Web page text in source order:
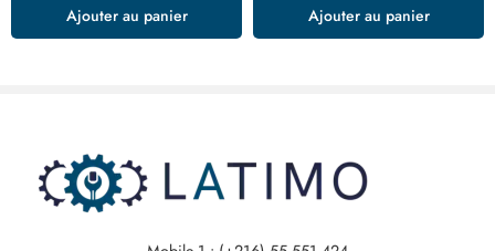
Ajouter au panier Ajouter au panier